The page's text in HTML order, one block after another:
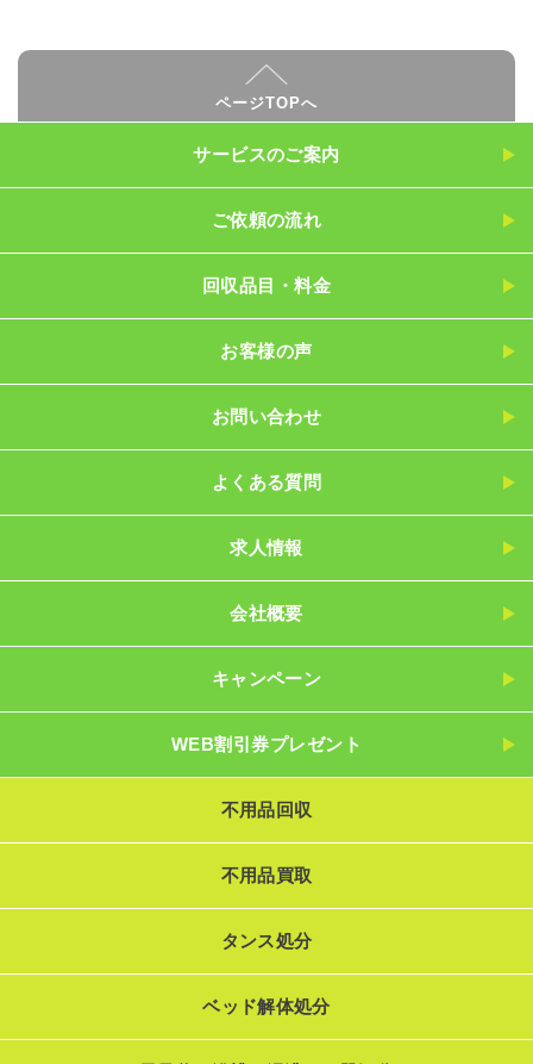
ページTOPへ
サービスのご案内
ご依頼の流れ
回収品目・料金
お客様の声
お問い合わせ
よくある質問
求人情報
会社概要
キャンペーン
WEB割引券プレゼント
不用品回収
不用品買取
タンス処分
ベッド解体処分